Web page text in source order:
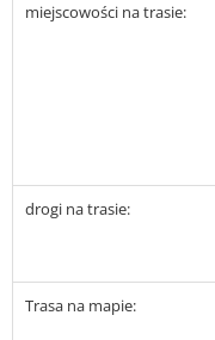
miejscowości na trasie:
drogi na trasie:
Trasa na mapie: